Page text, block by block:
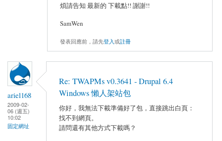
煩請告知 最新的 下載點!! 謝謝!!
SamWen
發表回應前，請先登入或註冊
ariel168
2009-02-
06 (週五)
10:02
固定網址
Re: TWAPMs v0.3641 - Drupal 6.4
Windows 懶人架站包
你好，我無法下載準備好了包，直接跳出白頁：
找不到網頁。
請問還有其他方式下載嗎？